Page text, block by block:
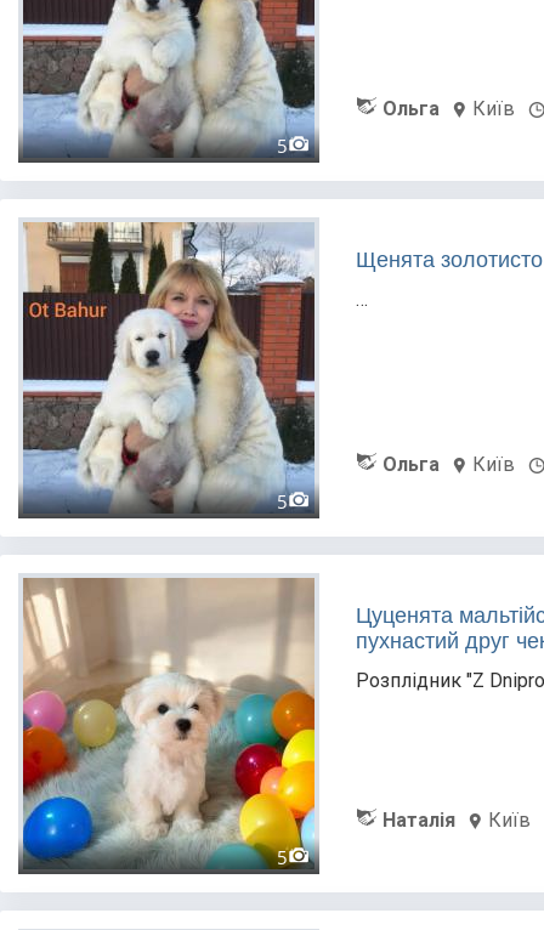
5
Ольга Київ
5
Щенята
…
Ольга Київ
5
Цуценята
пухнастий друг
Розплідник "Z
Наталія Київ